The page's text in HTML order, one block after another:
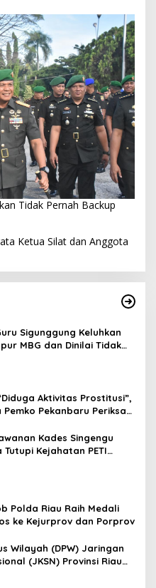
Tidak Pernah Backup
Ketua Silat dan Anggota
Sigunggung Keluhkan
MBG dan Dinilai Tidak
Aktivitas Prostitusi”,
Pemko Pekanbaru Periksa
Kades Singengu
Tutupi Kejahatan PETI
Polda Riau Raih Medali
ke Kejurprov dan Porprov
Wilayah (DPW) Jaringan
(JKSN) Provinsi Riau